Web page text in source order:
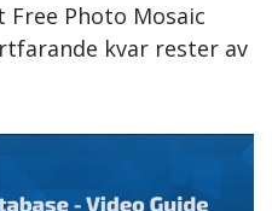
Photo Mosaic
kvar rester av